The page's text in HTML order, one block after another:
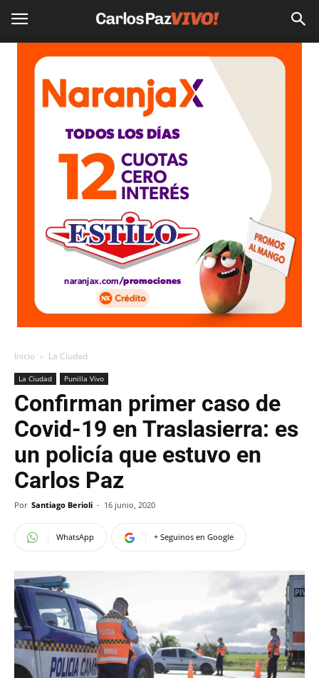
Inicio La Ciudad
La Ciudad Punilla Vivo
Confirman primer caso de
Covid-19 en Traslasierra: es
un policía que estuvo en
Carlos Paz
Por Santiago Berioli - 16 junio, 2020
WhatsApp + Seguinos en Google